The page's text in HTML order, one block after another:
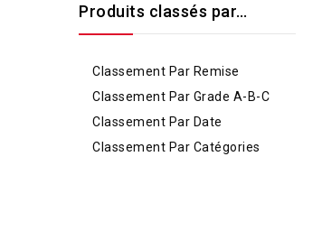
Produits classés par…
Classement Par Remise
Classement Par Grade A-B-C
Classement Par Date
Classement Par Catégories